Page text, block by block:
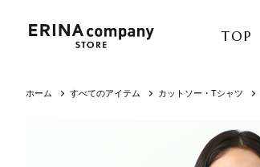
TOP
ホーム すべてのアイテム カットソー・Tシャツ